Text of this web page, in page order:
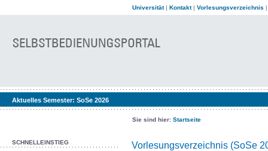
Universität| Kontakt| Vorlesungsverzeichnis
Aktuelles Semester: SoSe 2026
Sie sind hier: Startseite
SCHNELLEINSTIEG Vorlesungsverzeichnis (SoSe